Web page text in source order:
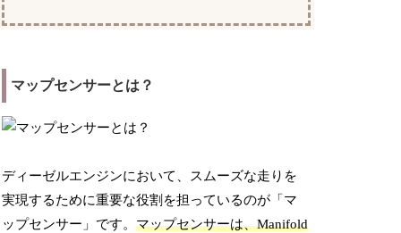
マップセンサーとは？
ディーゼルエンジンにおいて、スムーズな走りを
実現するために重要な役割を担っているのが「マ
ップセンサー」です。マップセンサーは、Manifold